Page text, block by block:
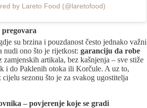
by Lareto Food (@laretofood)
pregovara
su brzina i pouzdanost često jednako važni
nudi ono što je rijetkost: garanciju da robe
zamjenskih artikala, bez kašnjenja – sve stiže
i do Paklenih otoka ili Korčule. A uz to,
sezonu što je za svakog ugostitelja
– povjerenje koje se gradi